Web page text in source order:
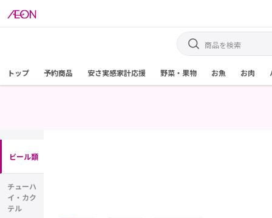
トップ 予約商品 安さ実感家計応援 野菜・果物 お魚 お肉
ビール類
チューハ
イ・カク
テル